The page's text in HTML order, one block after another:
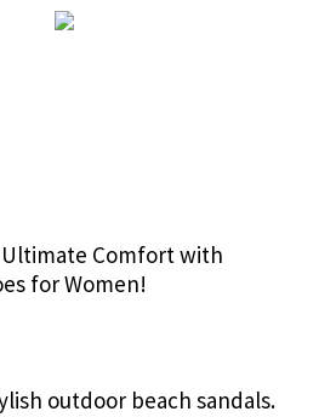
Comfort with
for Women!
outdoor beach sandals.